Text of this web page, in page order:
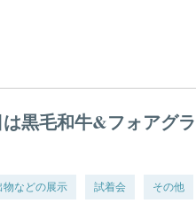
黒毛和牛&フォアグ
物などの展示 試着会 その他